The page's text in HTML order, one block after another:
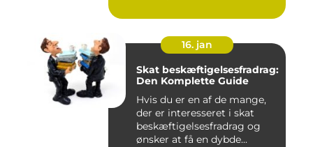
16. jan
Skat beskæftigelsesfradrag:
Den Komplette Guide
Hvis du er en af de mange,
der er interesseret i skat
beskæftigelsesfradrag og
ønsker at få en dybde...